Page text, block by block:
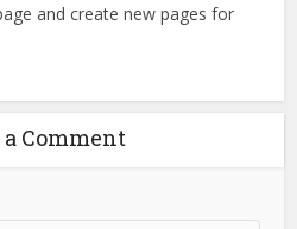
and create new pages for
a Comment